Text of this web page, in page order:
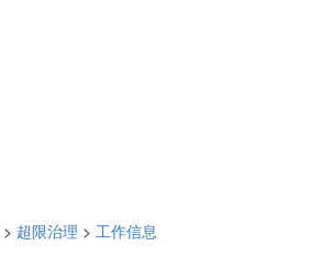
> 超限治理 > 工作信息